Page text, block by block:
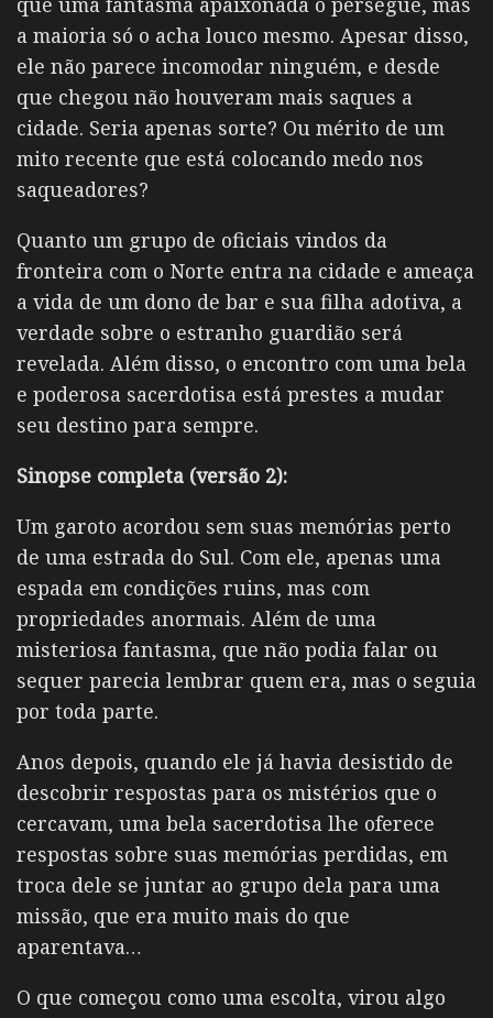
a maioria só o acha louco mesmo. Apesar disso,
ele não parece incomodar ninguém, e desde
que chegou não houveram mais saques a
cidade. Seria apenas sorte? Ou mérito de um
mito recente que está colocando medo nos
saqueadores?
Quanto um grupo de oficiais vindos da
fronteira com o Norte entra na cidade e ameaça
a vida de um dono de bar e sua filha adotiva, a
verdade sobre o estranho guardião será
revelada. Além disso, o encontro com uma bela
e poderosa sacerdotisa está prestes a mudar
seu destino para sempre.
Sinopse completa (versão 2):
Um garoto acordou sem suas memórias perto
de uma estrada do Sul. Com ele, apenas uma
espada em condições ruins, mas com
propriedades anormais. Além de uma
misteriosa fantasma, que não podia falar ou
sequer parecia lembrar quem era, mas o seguia
por toda parte.
Anos depois, quando ele já havia desistido de
descobrir respostas para os mistérios que o
cercavam, uma bela sacerdotisa lhe oferece
respostas sobre suas memórias perdidas, em
troca dele se juntar ao grupo dela para uma
missão, que era muito mais do que
aparentava…
O que começou como uma escolta, virou algo